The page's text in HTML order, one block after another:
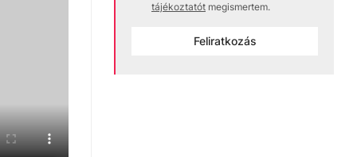
tájékoztatót megismertem.
Feliratkozás